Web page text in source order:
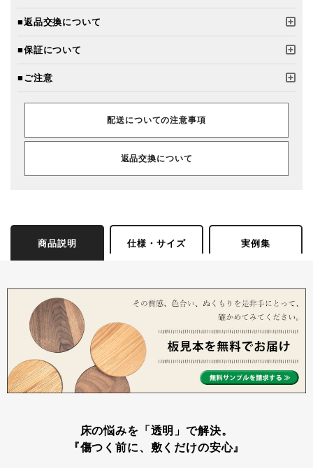
■返品交換について
■保証について
■ご注意
配送についての注意事項
返品交換について
商品説明 仕様・サイズ 実例集
床の悩みを「透明」で解決。
『傷つく前に、敷くだけの安心』